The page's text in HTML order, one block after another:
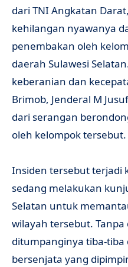
dari TNI Angkatan
kehilangan nyawanya
penembakan oleh
daerah Sulawesi
keberanian dan
Brimob, Jenderal M
dari serangan
oleh kelompok tersebut.
Insiden tersebut terjadi
sedang melakukan
Selatan untuk
wilayah tersebut.
ditumpanginya tiba-
bersenjata yang